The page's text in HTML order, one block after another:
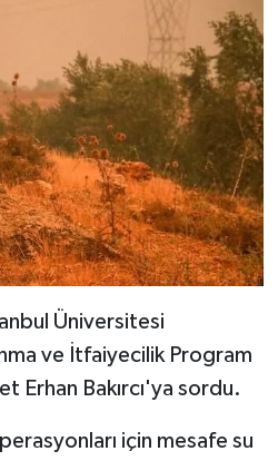
Üniversitesi
ve İtfaiyecilik Program
Erhan Bakırcı'ya sordu.
için mesafe su